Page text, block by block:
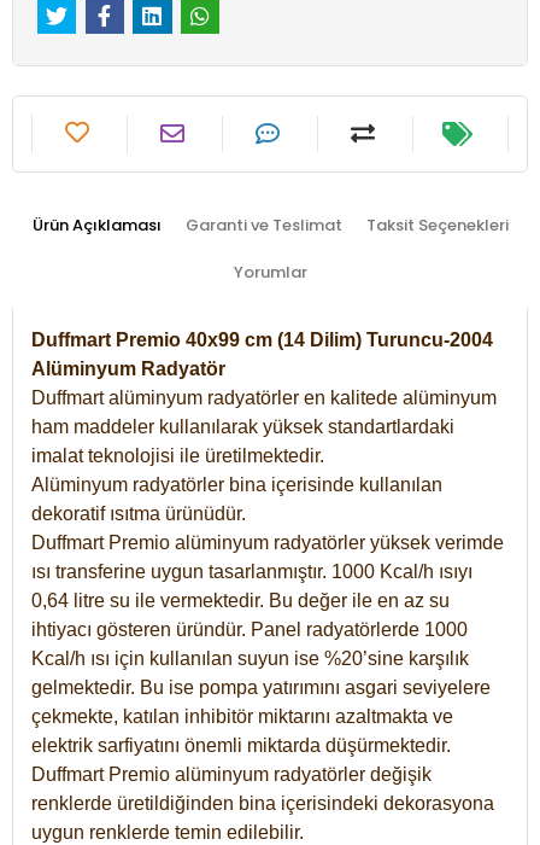
Ürün Açıklaması Garanti ve Teslimat Taksit Seçenekleri
Yorumlar
Duffmart Premio 40x99 cm (14 Dilim) Turuncu-2004
Alüminyum Radyatör
Duffmart alüminyum radyatörler en kalitede alüminyum
ham maddeler kullanılarak yüksek standartlardaki
imalat teknolojisi ile üretilmektedir.
Alüminyum radyatörler bina içerisinde kullanılan
dekoratif ısıtma ürünüdür.
Duffmart Premio alüminyum radyatörler yüksek verimde
ısı transferine uygun tasarlanmıştır. 1000 Kcal/h ısıyı
0,64 litre su ile vermektedir. Bu değer ile en az su
ihtiyacı gösteren üründür. Panel radyatörlerde 1000
Kcal/h ısı için kullanılan suyun ise %20’sine karşılık
gelmektedir. Bu ise pompa yatırımını asgari seviyelere
çekmekte, katılan inhibitör miktarını azaltmakta ve
elektrik sarfiyatını önemli miktarda düşürmektedir.
Duffmart Premio alüminyum radyatörler değişik
renklerde üretildiğinden bina içerisindeki dekorasyona
uygun renklerde temin edilebilir.